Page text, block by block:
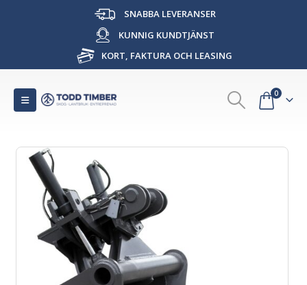
SNABBA LEVERANSER
KUNNIG KUNDTJÄNST
KORT, FAKTURA OCH LEASING
0